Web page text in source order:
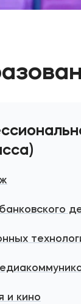
и кино